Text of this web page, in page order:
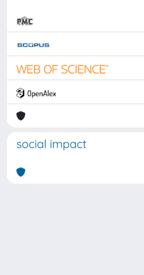
social impact